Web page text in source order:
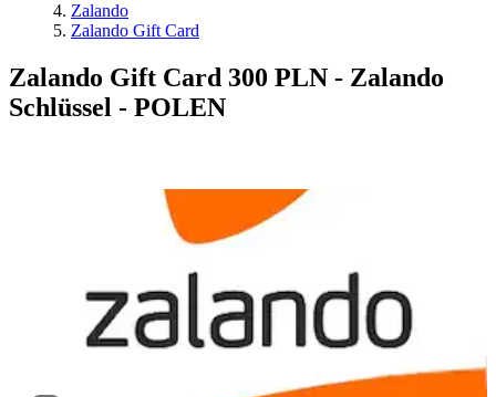
Zalando
Zalando Gift Card
Zalando Gift Card 300 PLN - Zalando
Schlüssel - POLEN